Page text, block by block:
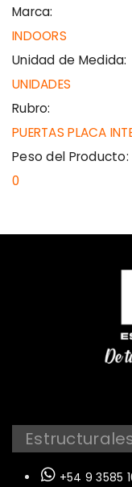
Marca:
INDOORS
Unidad de Medida:
UNIDADES
Rubro:
PUERTAS PLACA
Peso del Producto:
0
+54 9 3585